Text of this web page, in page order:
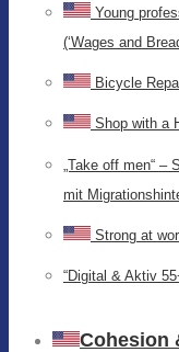
Young
(‘Wages and
Bicycle
Shop with a
„Take off men“ –
mit
Strong at
“Digital & Aktiv
Cohesion